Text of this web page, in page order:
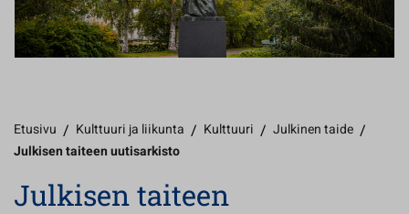
Etusivu / Kulttuuri ja liikunta / Kulttuuri / Julkinen taide /
Julkisen taiteen uutisarkisto
Julkisen taiteen